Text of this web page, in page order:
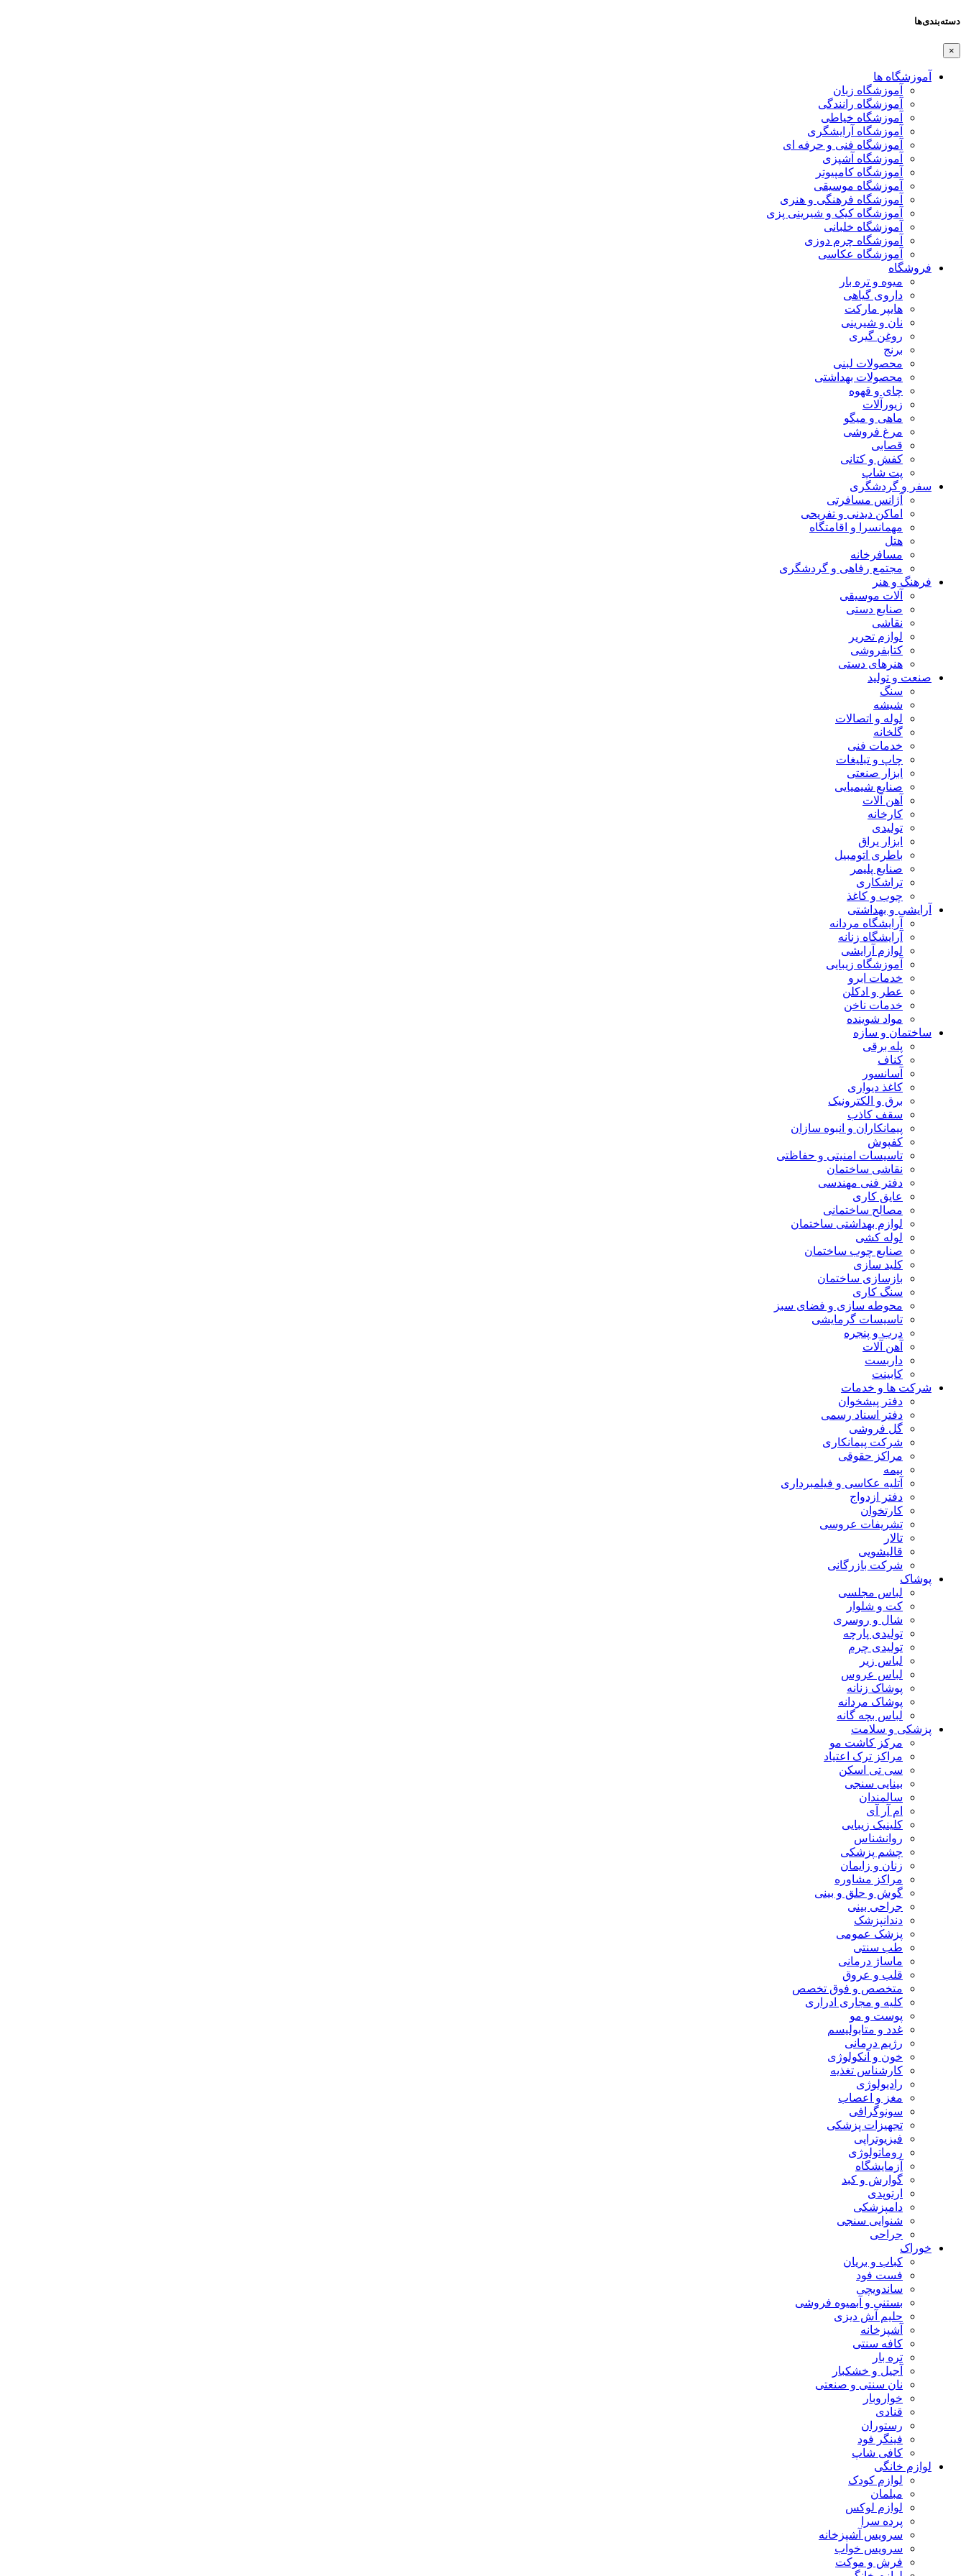
دسته‌بندی‌ها
×
آموزشگاه ها
آموزشگاه زبان
آموزشگاه رانندگی
آموزشگاه خیاطی
آموزشگاه آرایشگری
آموزشگاه فنی و حرفه ای
آموزشگاه آشپزی
آموزشگاه کامپیوتر
آموزشگاه موسیقی
آموزشگاه فرهنگی و هنری
آموزشگاه کیک و شیرینی پزی
آموزشگاه خلبانی
آموزشگاه چرم دوزی
آموزشگاه عکاسی
فروشگاه
میوه و تره بار
داروی گیاهی
هایپر مارکت
نان و شیرینی
روغن گیری
برنج
محصولات لبنی
محصولات بهداشتی
چای و قهوه
زیورآلات
ماهی و میگو
مرغ فروشی
قصابی
کفش و کتانی
پت شاپ
سفر و گردشگری
آژانس مسافرتی
اماکن دیدنی و تفریحی
مهمانسرا و اقامتگاه
هتل
مسافرخانه
مجتمع رفاهی و گردشگری
فرهنگ و هنر
آلات موسیقی
صنایع دستی
نقاشی
لوازم تحریر
کتابفروشی
هنرهای دستی
صنعت و تولید
سنگ
شیشه
لوله و اتصالات
گلخانه
خدمات فنی
چاپ و تبلیغات
ابزار صنعتی
صنایع شیمیایی
آهن آلات
کارخانه
تولیدی
ابزار یراق
باطری اتومبیل
صنایع پلیمر
تراشکاری
چوب و کاغذ
آرایشی و بهداشتی
آرایشگاه مردانه
آرایشگاه زنانه
لوازم آرایشی
آموزشگاه زیبایی
خدمات ابرو
عطر و ادکلن
خدمات ناخن
مواد شوینده
ساختمان و سازه
پله برقی
کناف
آسانسور
کاغذ دیواری
برق و الکترونیک
سقف کاذب
پیمانکاران و انبوه سازان
کفپوش
تاسیسات امنیتی و حفاظتی
نقاشی ساختمان
دفتر فنی مهندسی
عایق کاری
مصالح ساختمانی
لوازم بهداشتی ساختمان
لوله کشی
صنایع چوب ساختمان
کلید سازی
بازسازی ساختمان
سنگ کاری
محوطه سازی و فضای سبز
تاسیسات گرمایشی
درب و پنجره
آهن آلات
داربست
کابینت
شرکت ها و خدمات
دفتر پیشخوان
دفتر اسناد رسمی
گل فروشی
شرکت پیمانکاری
مراکز حقوقی
بیمه
آتلیه عکاسی و فیلمبرداری
دفتر ازدواج
کارتخوان
تشریفات عروسی
تالار
قالیشویی
شرکت بازرگانی
پوشاک
لباس مجلسی
کت و شلوار
شال و روسری
تولیدی پارچه
تولیدی چرم
لباس زیر
لباس عروس
پوشاک زنانه
پوشاک مردانه
لباس بچه گانه
پزشکی و سلامت
مرکز کاشت مو
مراکز ترک اعتیاد
سی تی اسکن
بینایی سنجی
سالمندان
ام آر آی
کلینیک زیبایی
روانشناس
چشم پزشکی
زنان و زایمان
مراکز مشاوره
گوش و حلق و بینی
جراحی بینی
دندانپزشک
پزشک عمومی
طب سنتی
ماساژ درمانی
قلب و عروق
متخصص و فوق تخصص
کلیه و مجاری ادراری
پوست و مو
غدد و متابولیسم
رژیم درمانی
خون و آنکولوژی
کارشناس تغذیه
رادیولوژی
مغز و اعصاب
سونوگرافی
تجهیزات پزشکی
فیزیوتراپی
روماتولوژی
آزمایشگاه
گوارش و کبد
ارتوپدی
دامپزشکی
شنوایی سنجی
جراحی
خوراک
کباب و بریان
فست فود
ساندویچی
بستنی و آبمیوه فروشی
حلیم آش دیزی
آشپزخانه
کافه سنتی
تره بار
آجیل و خشکبار
نان سنتی و صنعتی
خواروبار
قنادی
رستوران
فینگر فود
کافی شاپ
لوازم خانگی
لوازم کودک
مبلمان
لوازم لوکس
پرده سرا
سرویس آشپزخانه
سرویس خواب
فرش و موکت